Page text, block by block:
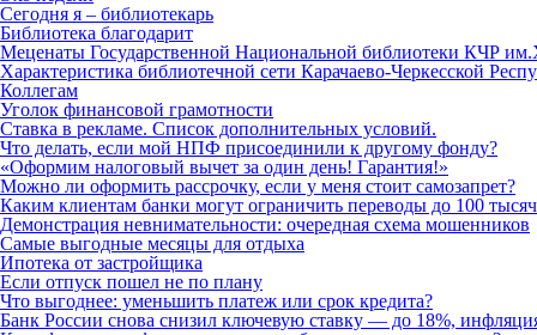
Сегодня я – библиотекарь
Библиотека благодарит
Меценаты Государственной Национальной библиотеки КЧР
Характеристика библиотечной сети Карачаево-Черкесской
Коллегам
Уголок финансовой грамотности
Ставка в рекламе. Список дополнительных условий.
Что делать, если мой НПФ присоединили к другому фонду?
«Оформим налоговый вычет за один день! Гарантия!»
Можно ли оформить рассрочку, если у меня стоит самозапрет?
Каким клиентам банки могут ограничить переводы до 100
Демонстрация невнимательности: очередная схема мошенников
Самые выгодные месяцы для отдыха
Ипотека от застройщика
Если отпуск пошел не по плану
Что выгоднее: уменьшить платеж или срок кредита?
Банк России снова снизил ключевую ставку — до 18%,